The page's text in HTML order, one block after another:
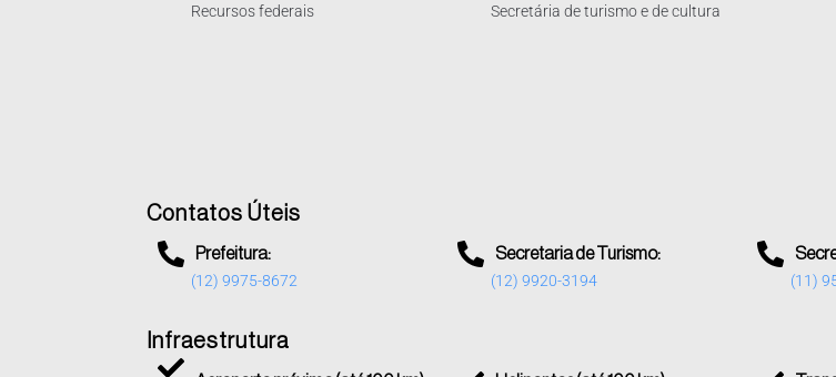
Recursos federais
Secretária de turismo e de cultura
Contatos Úteis
Prefeitura:
(12) 9975-8672
Secretaria de Turismo:
(12) 9920-3194
(11)
Infraestrutura